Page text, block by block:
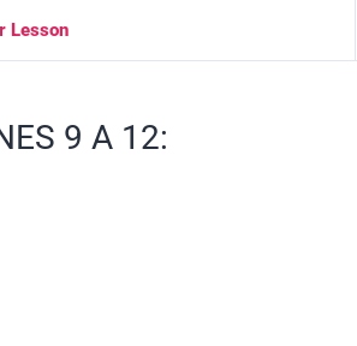
Lesson
9 A 12: